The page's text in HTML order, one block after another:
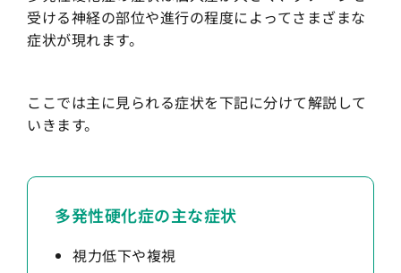
受ける神経の部位や進行の程度によってさまざまな
症状が現れます。
ここでは主に見られる症状を下記に分けて解説して
いきます。
多発性硬化症の主な症状
視力低下や複視